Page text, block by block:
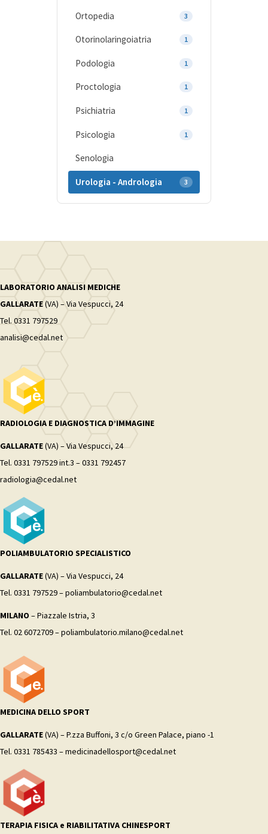
Ortopedia 3
Otorinolaringoiatria 1
Podologia 1
Proctologia 1
Psichiatria 1
Psicologia 1
Senologia
Urologia - Andrologia 3
LABORATORIO ANALISI MEDICHE
GALLARATE(VA) – Via Vespucci, 24
Tel. 0331 797529
analisi@cedal.net
RADIOLOGIA E DIAGNOSTICA D’IMMAGINE
GALLARATE(VA) – Via Vespucci, 24
Tel. 0331 797529 int.3 – 0331 792457
radiologia@cedal.net
POLIAMBULATORIO SPECIALISTICO
GALLARATE(VA) – Via Vespucci, 24
Tel. 0331 797529 – poliambulatorio@cedal.net
MILANO – Piazzale Istria, 3
Tel. 02 6072709 – poliambulatorio.milano@cedal.net
MEDICINA DELLO SPORT
GALLARATE(VA) – P.zza Buffoni, 3 c/o Green Palace, piano -1
Tel. 0331 785433 – medicinadellosport@cedal.net
TERAPIA FISICA e RIABILITATIVA CHINESPORT